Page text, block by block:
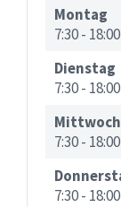
Montag
7:30- 18:00
Dienstag
7:30- 18:00
Mittwoch
7:30- 18:00
7:30- 18:00